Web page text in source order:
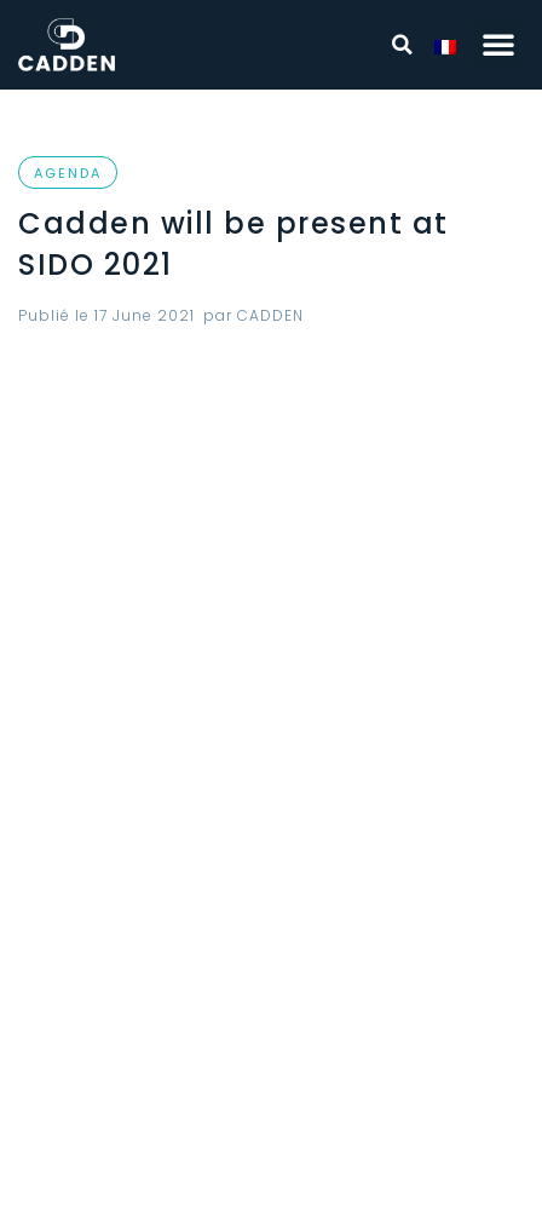
AGENDA
Cadden will be present at
SIDO 2021
Publié le 17 June 2021 par CADDEN